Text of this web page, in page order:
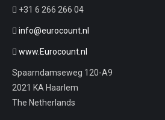
+31 6 266 266 04
info@eurocount.nl
www.Eurocount.nl
Spaarndamseweg 120-A9
2021 KA Haarlem
The Netherlands